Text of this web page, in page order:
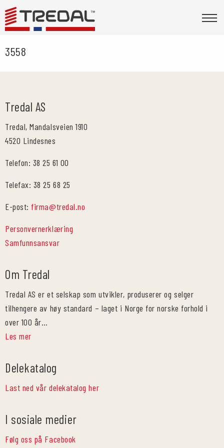
3558
Tredal AS
Tredal, Mandalsveien 1910
4520 Lindesnes
Telefon: 38 25 61 00
Telefax: 38 25 68 25
E-post:firma@tredal.no
Personvernerklæring
Samfunnsansvar
Om Tredal
Tredal AS er et selskap som utvikler, produserer og selger
tilhengere av høy standard – laget i Norge for norske forhold i
over 100 år…
Les mer
Delekatalog
Last ned vår delekatalog her
I sosiale medier
Følg oss på Facebook